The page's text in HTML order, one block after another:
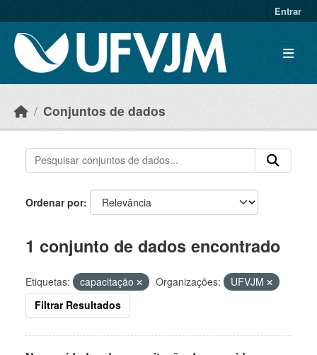
Entrar
Conjuntos de dados
Ordenar por
1 conjunto de dados encontrado
Etiquetas: capacitação Organizações:
UFVJM
Filtrar Resultados